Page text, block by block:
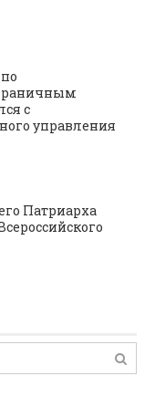
с
управления
Патриарха